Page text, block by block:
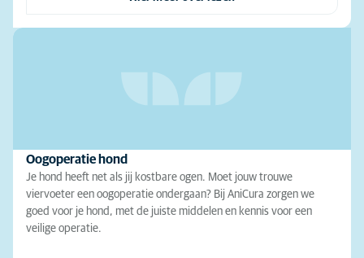
Oogoperatie hond
Je hond heeft net als jij kostbare ogen. Moet jouw trouwe
viervoeter een oogoperatie ondergaan? Bij AniCura zorgen we
goed voor je hond, met de juiste middelen en kennis voor een
veilige operatie.